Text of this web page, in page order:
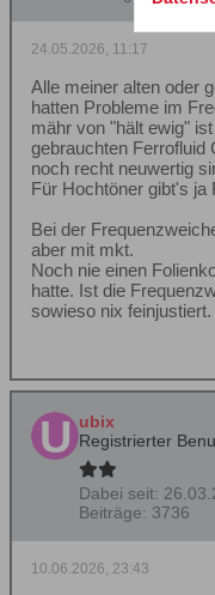
24.05.2026, 11:17
Alle meiner alten oder
hatten Probleme im
mähr von "hält ewig"
gebrauchten Ferrofluid
noch recht neuwertig
Für Hochtöner gibt's ja
Bei der
aber mit mkt.
Noch nie einen
hatte. Ist die
sowieso nix feinjustiert.
ubix
Registrierter
Dabei seit:
Beiträge: 3736
10.06.2026, 23:43